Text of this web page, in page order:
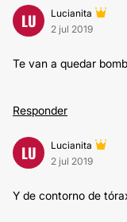
LU
Lucianita
2 jul 2019
Te van a quedar
Responder
LU
Lucianita
2 jul 2019
Y de contorno de